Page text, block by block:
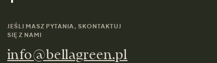
JEŚLI MASZ PYTANIA, SKONTAKTUJ
SIĘ Z NAMI
info@bellagreen.pl